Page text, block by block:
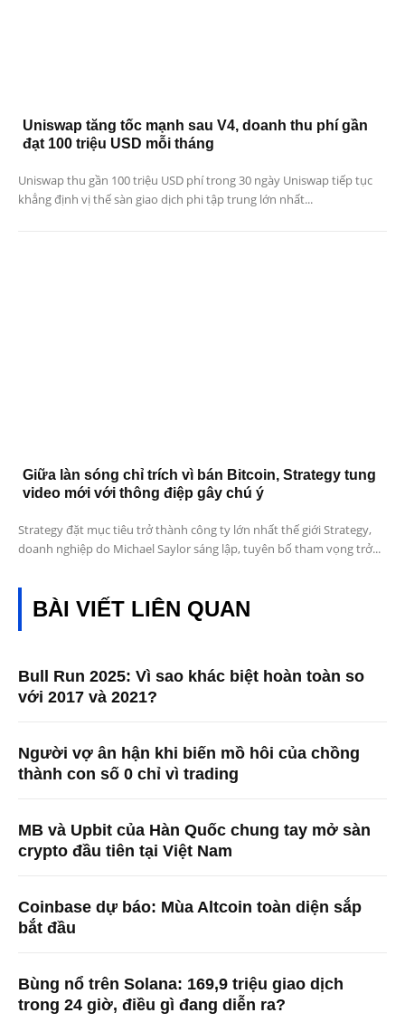
Uniswap tăng tốc mạnh sau V4, doanh thu phí gần
đạt 100 triệu USD mỗi tháng
Uniswap thu gần 100 triệu USD phí trong 30 ngày Uniswap tiếp tục
khẳng định vị thế sàn giao dịch phi tập trung lớn nhất...
Giữa làn sóng chỉ trích vì bán Bitcoin, Strategy tung
video mới với thông điệp gây chú ý
Strategy đặt mục tiêu trở thành công ty lớn nhất thế giới Strategy,
doanh nghiệp do Michael Saylor sáng lập, tuyên bố tham vọng trở...
BÀI VIẾT LIÊN QUAN
Bull Run 2025: Vì sao khác biệt hoàn toàn so
với 2017 và 2021?
Người vợ ân hận khi biến mồ hôi của chồng
thành con số 0 chỉ vì trading
MB và Upbit của Hàn Quốc chung tay mở sàn
crypto đầu tiên tại Việt Nam
Coinbase dự báo: Mùa Altcoin toàn diện sắp
bắt đầu
Bùng nổ trên Solana: 169,9 triệu giao dịch
trong 24 giờ, điều gì đang diễn ra?